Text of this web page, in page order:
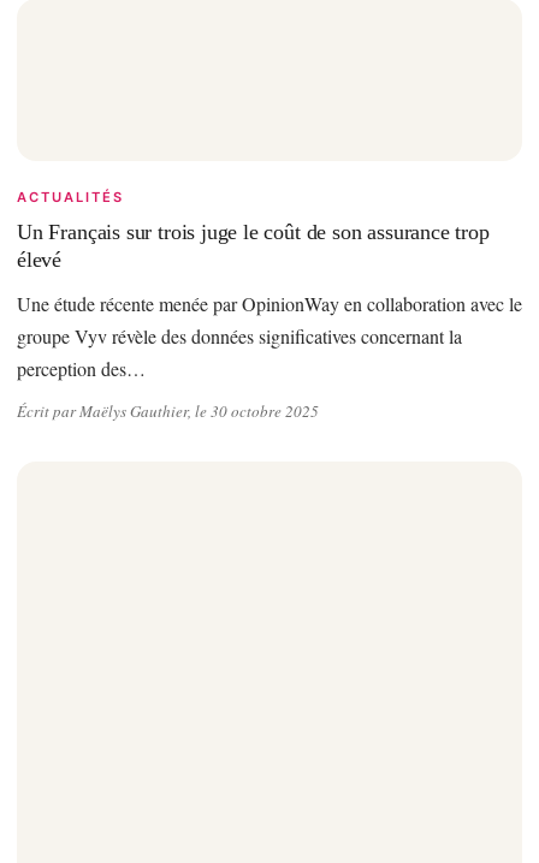
ACTUALITÉS
Un Français sur trois juge le coût de son assurance trop
élevé
Une étude récente menée par OpinionWay en collaboration avec le
groupe Vyv révèle des données significatives concernant la
perception des…
Écrit par Maëlys Gauthier, le 30 octobre 2025